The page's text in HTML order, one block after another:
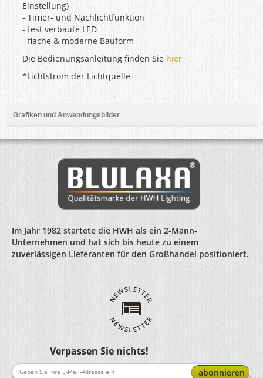
Einstellung)
- Timer- und Nachlichtfunktion
- fest verbaute LED
- flache & moderne Bauform
Die Bedienungsanleitung finden Sie hier
*Lichtstrom der Lichtquelle
Grafiken und Anwendungsbilder
Im Jahr 1982 startete die HWH als ein 2-Mann-
Unternehmen und hat sich bis heute zu einem
zuverlässigen Lieferanten für den Großhandel positioniert.
Verpassen Sie nichts!
abonnieren